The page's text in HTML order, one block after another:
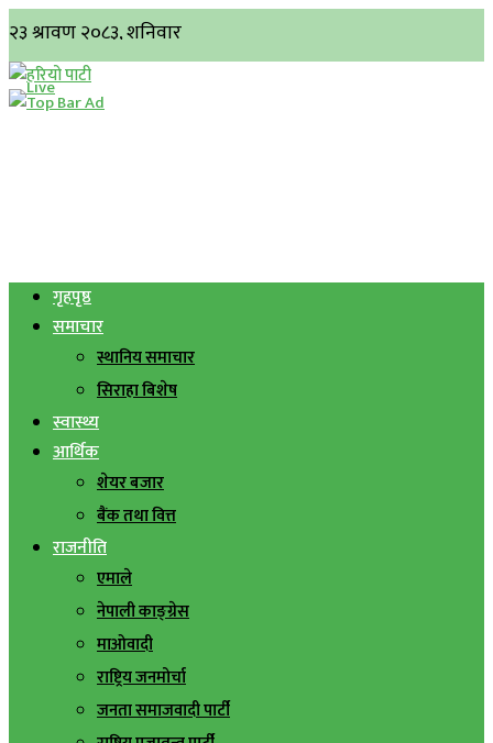
गृहपृष्ठ
समाचार
स्थानिय समाचार
सिराहा बिशेष
स्वास्थ्य
आर्थिक
शेयर बजार
बैंक तथा वित्त
राजनीति
एमाले
नेपाली काङ्ग्रेस
माओवादी
राष्ट्रिय जनमोर्चा
जनता समाजवादी पार्टी